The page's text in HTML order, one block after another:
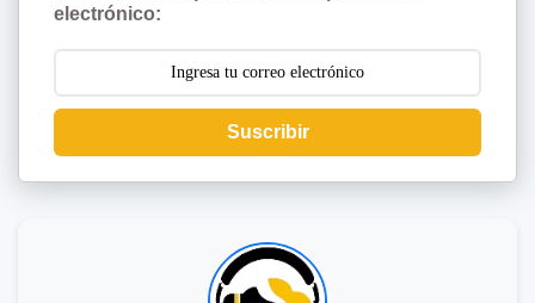
electrónico:
Suscribir